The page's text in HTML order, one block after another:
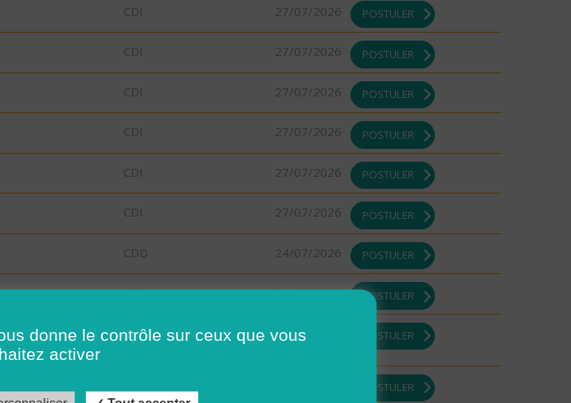
CDI 27/07/2026 POSTULER
CDI 27/07/2026 POSTULER
CDI 27/07/2026 POSTULER
CDI 27/07/2026 POSTULER
CDI 27/07/2026 POSTULER
CDI 27/07/2026 POSTULER
CDD 24/07/2026 POSTULER
CDD 24/07/2026 POSTULER
CDI 23/07/2026 POSTULER
POSTULER
donne le contrôle sur ceux que vous
activer